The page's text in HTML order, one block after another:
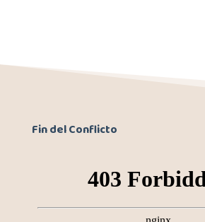
Fin del Conflicto